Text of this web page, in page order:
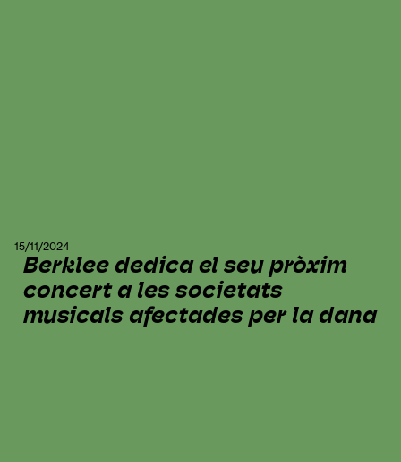
15/11/2024
Berklee dedica el seu pròxim
concert a les societats
musicals afectades per la dana